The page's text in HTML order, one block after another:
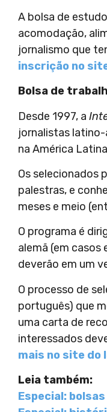
A bolsa de
acomodação,
jornalismo que
inscrição no
Bolsa de
Desde 1997, a
jornalistas latino-
na América
Os selecionados
palestras, e
meses e meio
O programa é
alemã (em casos
deverão em um
O processo de
português) que
uma carta de
interessados
mais no site do
Leia também:
Especial: